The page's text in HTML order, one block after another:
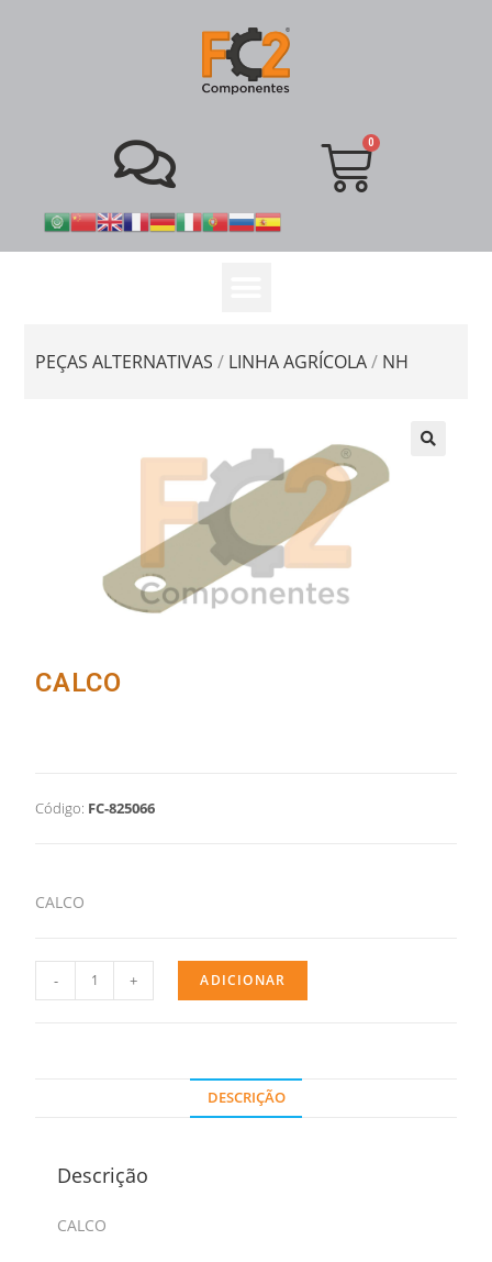
PEÇAS ALTERNATIVAS / LINHA AGRÍCOLA/ NH
CALCO
Código: FC-825066
CALCO
- + ADICIONAR
DESCRIÇÃO
Descrição
CALCO